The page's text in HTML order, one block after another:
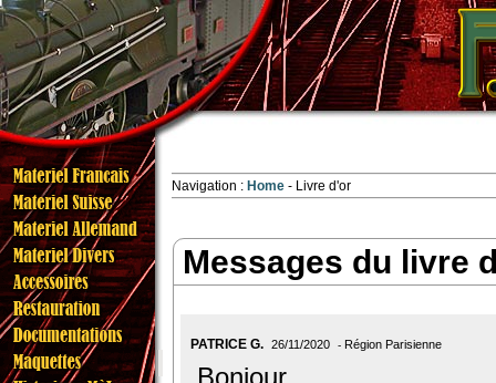
Navigation : Home Livre d'or
Messages du livre
PATRICE G. 26/11/2020 Région Parisienne
Bonjour